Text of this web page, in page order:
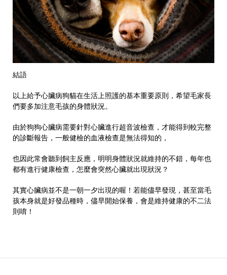
結語
以上給予心臟病狗貓在生活上照護的基本重要原則，希望毛家長
們要多加注意毛孩的身體狀況。
由於狗狗心臟病需要針對心臟進行超音波檢查，才能得到較完整
的診斷報告，一般健檢的血液檢查是無法得知的，
也因此常會聽到飼主反應，明明身體狀況就維持的不錯，每年也
都有進行健康檢查，怎麼會突然心臟就出現狀況？
其實心臟病並不是一朝一夕出現的喔！若能儘早發現，甚至當毛
孩本身就是好發品種時，儘早開始保養，會是維持健康的不二法
則唷！